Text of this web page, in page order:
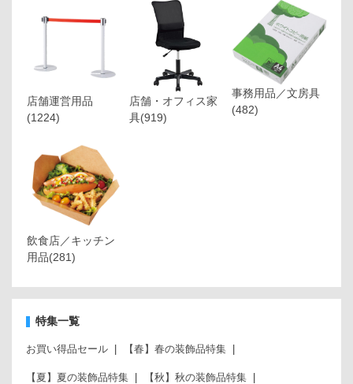
店舗運営用品
(1224)
店舗・オフィス家
具(919)
事務用品／文房具
(482)
飲食店／キッチン
用品(281)
特集一覧
お買い得品セール 【春】春の装飾品特集
【夏】夏の装飾品特集 【秋】秋の装飾品特集